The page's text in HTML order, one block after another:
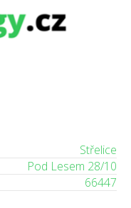
Střelice
Pod Lesem 28/10
66447